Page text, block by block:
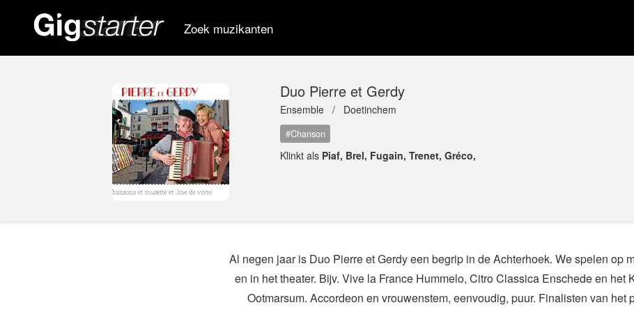
Zoek muzikanten
Duo Pierre et Gerdy
Ensemble / Doetinchem
#Chanson
Klinkt als Piaf, Brel, Fugain, Trenet, Gréco,
Al negen jaar is Duo Pierre et Gerdy een begrip in de Achterhoek. We spelen op
en in het theater. Bijv. Vive la France Hummelo, Citro Classica Enschede en het
Ootmarsum. Accordeon en vrouwenstem, eenvoudig, puur. Finalisten van het